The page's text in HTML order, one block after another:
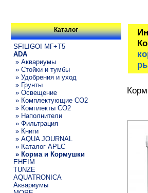
Каталог
SFILIGOI МГ+Т5
ADA
» Аквариумы
» Стойки и тумбы
» Удобрения и уход
» Грунты
» Освещение
» Комплектующие СО2
» Комплекты CO2
» Наполнители
» Фильтрация
» Книги
» AQUA JOURNAL
» Каталог APLC
» Корма и Кормушки
EHEIM
TUNZE
AQUATRONICA
Аквариумы